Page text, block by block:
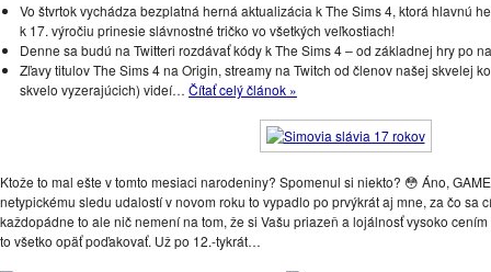
Vo štvrtok vychádza bezplatná herná aktualizácia k The Sims 4, ktorá hlavnú
k 17. výročiu prinesie slávnostné tričko vo všetkých veľkostiach!
Denne sa budú na Twitteri rozdávať kódy k The Sims 4 – od základnej hry po
Zľavy titulov The Sims 4 na Origin, streamy na Twitch od členov našej skvelej
skvelo vyzerajúcich) videí… Čítať celý článok »
Ktože to mal ešte v tomto mesiaci narodeniny? Spomenul si niekto? 😳 Áno,
netypickému sledu udalostí v novom roku to vypadlo po prvýkrát aj mne, za čo sa
každopádne to ale nič nemení na tom, že si Vašu priazeň a lojálnosť vysoko
to všetko opäť poďakovať. Už po 12.-tykrát…